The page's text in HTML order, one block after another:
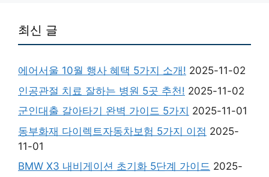
최신 글
에어서울 10월 행사 혜택 5가지 소개! 2025-11-02
인공관절 치료 잘하는 병원 5곳 추천! 2025-11-02
군인대출 갈아타기 완벽 가이드 5가지 2025-11-01
동부화재 다이렉트자동차보험 5가지 이점 2025-
11-01
BMW X3 내비게이션 초기화 5단계 가이드 2025-